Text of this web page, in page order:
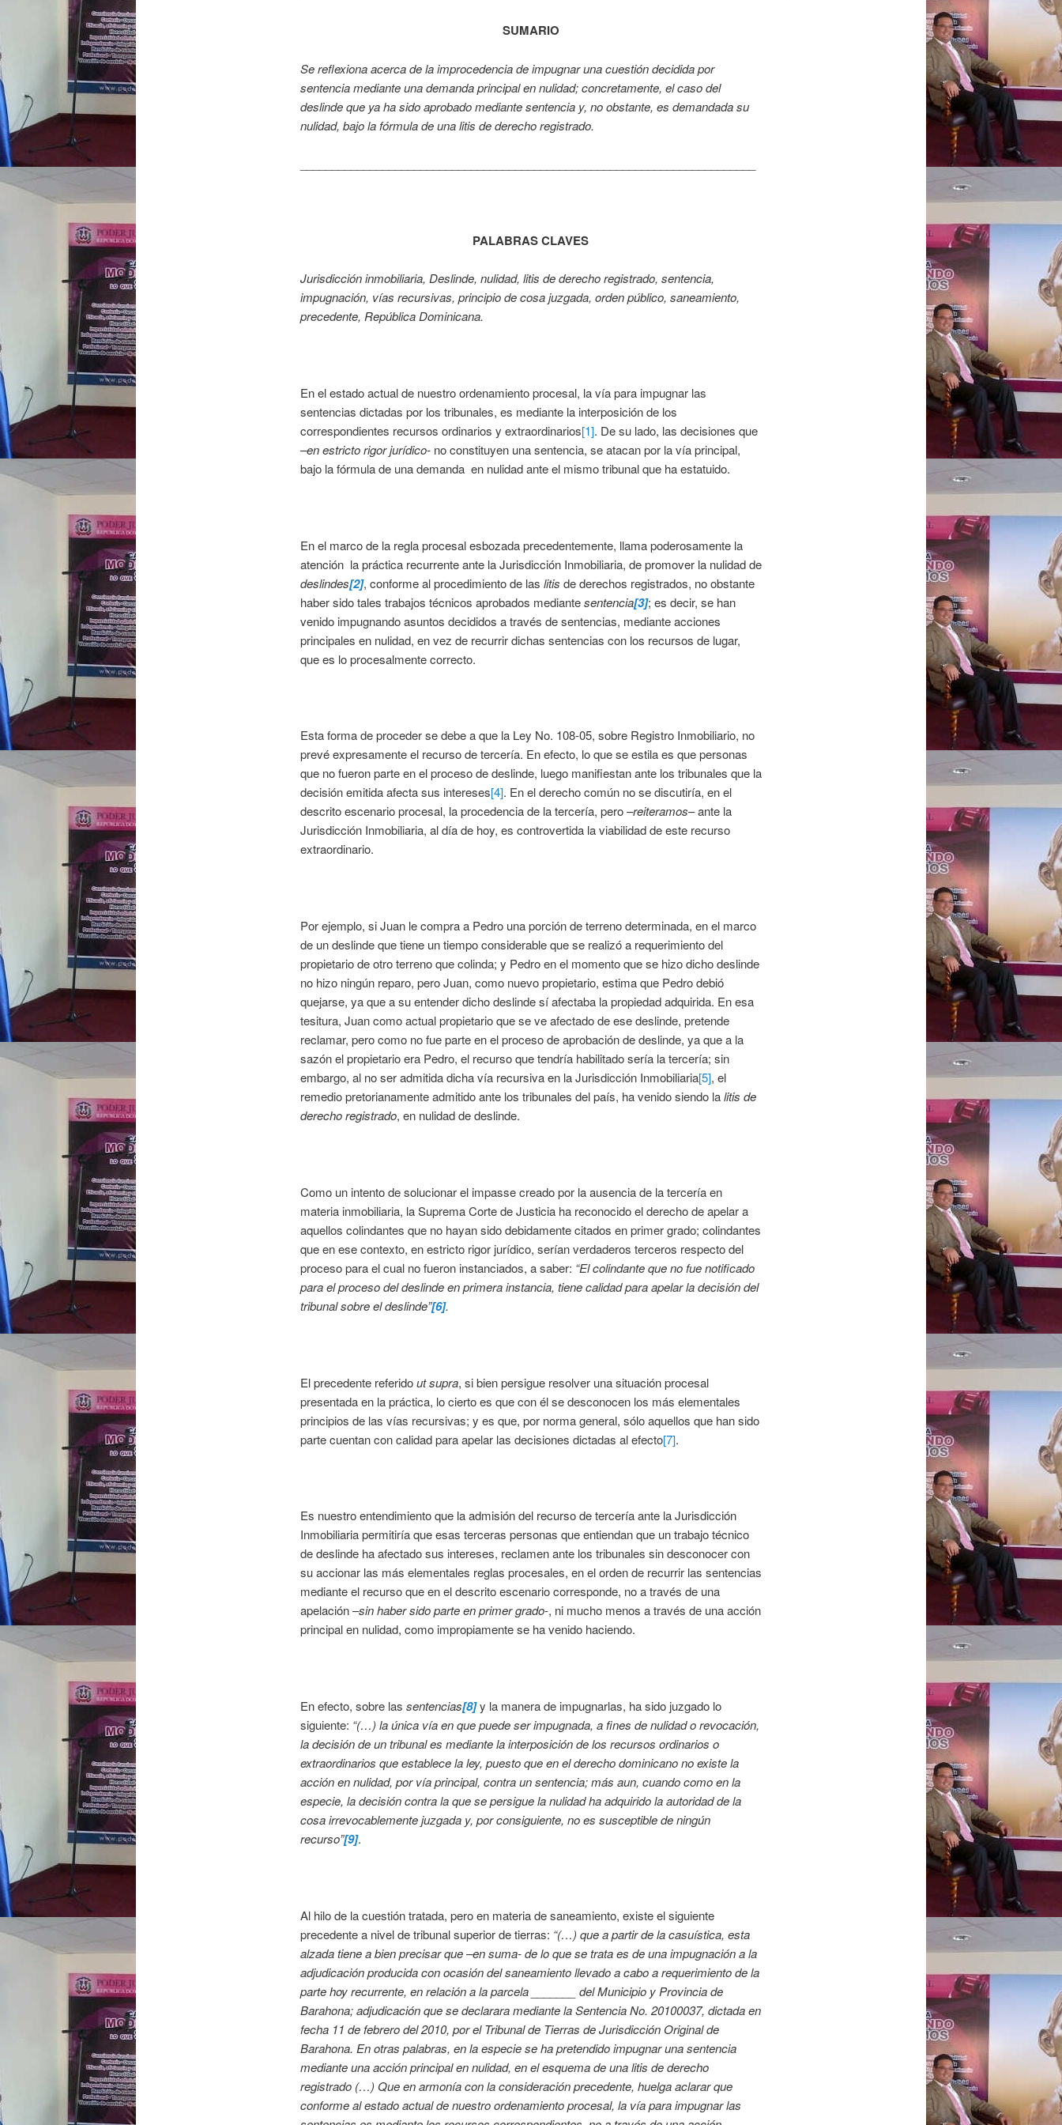
SUMARIO
Se reflexiona acerca de la improcedencia de impugnar una cuestión decidida por
sentencia mediante una demanda principal en nulidad; concretamente, el caso del
deslinde que ya ha sido aprobado mediante sentencia y, no obstante, es demandada su
nulidad, bajo la fórmula de una litis de derecho registrado.
PALABRAS CLAVES
Jurisdicción inmobiliaria, Deslinde, nulidad, litis de derecho registrado, sentencia,
impugnación, vías recursivas, principio de cosa juzgada, orden público, saneamiento,
precedente, República Dominicana.
En el estado actual de nuestro ordenamiento procesal, la vía para impugnar las
sentencias dictadas por los tribunales, es mediante la interposición de los
correspondientes recursos ordinarios y extraordinarios[1]. De su lado, las decisiones que
–en estricto rigor jurídico-no constituyen una sentencia, se atacan por la vía principal,
bajo la fórmula de una demanda en nulidad ante el mismo tribunal que ha estatuido.
En el marco de la regla procesal esbozada precedentemente, llama poderosamente la
atención la práctica recurrente ante la Jurisdicción Inmobiliaria, de promover la nulidad de
deslindes[2], conforme al procedimiento de las litis de derechos registrados, no obstante
haber sido tales trabajos técnicos aprobados mediantesentencia[3]; es decir, se han
venido impugnando asuntos decididos a través de sentencias, mediante acciones
principales en nulidad, en vez de recurrir dichas sentencias con los recursos de lugar,
que es lo procesalmente correcto.
Esta forma de proceder se debe a que la Ley No. 108-05, sobre Registro Inmobiliario, no
prevé expresamente el recurso de tercería. En efecto, lo que se estila es que personas
que no fueron parte en el proceso de deslinde, luego manifiestan ante los tribunales que la
decisión emitida afecta sus intereses[4]. En el derecho común no se discutiría, en el
descrito escenario procesal, la procedencia de la tercería, pero –reiteramos– ante la
Jurisdicción Inmobiliaria, al día de hoy, es controvertida la viabilidad de este recurso
extraordinario.
Por ejemplo, si Juan le compra a Pedro una porción de terreno determinada, en el marco
de un deslinde que tiene un tiempo considerable que se realizó a requerimiento del
propietario de otro terreno que colinda; y Pedro en el momento que se hizo dicho deslinde
no hizo ningún reparo, pero Juan, como nuevo propietario, estima que Pedro debió
quejarse, ya que a su entender dicho deslinde sí afectaba la propiedad adquirida. En esa
tesitura, Juan como actual propietario que se ve afectado de ese deslinde, pretende
reclamar, pero como no fue parte en el proceso de aprobación de deslinde, ya que a la
sazón el propietario era Pedro, el recurso que tendría habilitado sería la tercería; sin
embargo, al no ser admitida dicha vía recursiva en la Jurisdicción Inmobiliaria[5], el
remedio pretorianamente admitido ante los tribunales del país, ha venido siendo lalitis de
derecho registrado, en nulidad de deslinde.
Como un intento de solucionar el impasse creado por la ausencia de la tercería en
materia inmobiliaria, la Suprema Corte de Justicia ha reconocido el derecho de apelar a
aquellos colindantes que no hayan sido debidamente citados en primer grado; colindantes
que en ese contexto, en estricto rigor jurídico, serían verdaderos terceros respecto del
proceso para el cual no fueron instanciados, a saber: “El colindante que no fue notificado
para el proceso del deslinde en primera instancia, tiene calidad para apelar la decisión del
tribunal sobre el deslinde”[6].
El precedente referidout supra, si bien persigue resolver una situación procesal
presentada en la práctica, lo cierto es que con él se desconocen los más elementales
principios de las vías recursivas; y es que, por norma general, sólo aquellos que han sido
parte cuentan con calidad para apelar las decisiones dictadas al efecto[7].
Es nuestro entendimiento que la admisión del recurso de tercería ante la Jurisdicción
Inmobiliaria permitiría que esas terceras personas que entiendan que un trabajo técnico
de deslinde ha afectado sus intereses, reclamen ante los tribunales sin desconocer con
su accionar las más elementales reglas procesales, en el orden de recurrir las sentencias
mediante el recurso que en el descrito escenario corresponde, no a través de una
apelación –sin haber sido parte en primer grado-, ni mucho menos a través de una acción
principal en nulidad, como impropiamente se ha venido haciendo.
En efecto, sobre las sentencias[8]y la manera de impugnarlas, ha sido juzgado lo
siguiente: “(…) la única vía en que puede ser impugnada, a fines de nulidad o revocación,
la decisión de un tribunal es mediante la interposición de los recursos ordinarios o
extraordinarios que establece la ley, puesto que en el derecho dominicano no existe la
acción en nulidad, por vía principal, contra un sentencia; más aun, cuando como en la
especie, la decisión contra la que se persigue la nulidad ha adquirido la autoridad de la
cosa irrevocablemente juzgada y, por consiguiente, no es susceptible de ningún
recurso”[9].
Al hilo de la cuestión tratada, pero en materia de saneamiento, existe el siguiente
precedente a nivel de tribunal superior de tierras: “(…) que a partir de la casuística, esta
alzada tiene a bien precisar que –en suma- de lo que se trata es de una impugnación a la
adjudicación producida con ocasión del saneamiento llevado a cabo a requerimiento de la
parte hoy recurrente, en relación a la parcela _______ del Municipio y Provincia de
Barahona; adjudicación que se declarara mediante la Sentencia No. 20100037, dictada en
fecha 11 de febrero del 2010, por el Tribunal de Tierras de Jurisdicción Original de
Barahona. En otras palabras, en la especie se ha pretendido impugnar una sentencia
mediante una acción principal en nulidad, en el esquema de una litis de derecho
registrado (…) Que en armonía con la consideración precedente, huelga aclarar que
conforme al estado actual de nuestro ordenamiento procesal, la vía para impugnar las